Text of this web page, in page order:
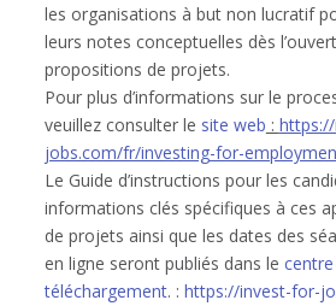
les organisations à but non lucratif
leurs notes conceptuelles dès
propositions de projets.
Pour plus d’informations sur le
veuillez consulter le site web :
jobs.com/fr/investing-for-
Le Guide d’instructions pour les
informations clés spécifiques à ces
de projets ainsi que les dates des
en ligne seront publiés dans le
téléchargement. : https://invest-for-